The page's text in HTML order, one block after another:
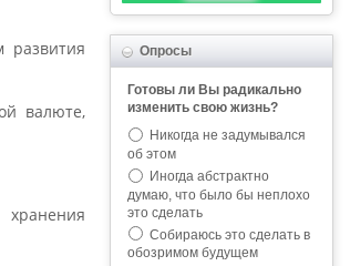
развития
валюте,
Опросы
Готовы ли Вы радикально
изменить свою жизнь?
Никогда не задумывался
об этом
Иногда абстрактно
думаю, что было бы неплохо
это сделать
Собираюсь это сделать в
обозримом будущем